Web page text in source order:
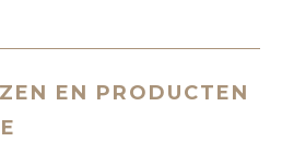
EN PRODUCTEN